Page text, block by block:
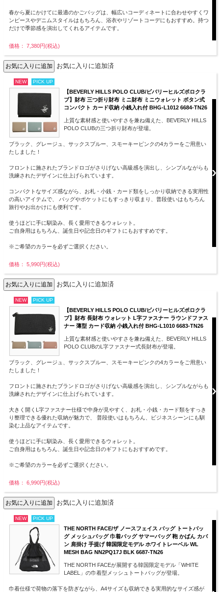
春から夏にかけてに最適のかごバッグは、幅広いコーディネートに合わせやすくワ
ンピースやデニムスタイルはもちろん、浴衣やリゾートコーデにもおすすめ。持つ
だけで季節感を演出してくれるアイテムです。
価格： 7,380円(税込)
お気に入りに追加済
NEW PICK UP
【BEVERLY HILLS POLO CLUB/ビバリーヒルズポロクラ
ブ】財布 三つ折り財布 ミニ財布 ミニウォレット ボタン式
コンパクト カード収納 小銭入れ付 BHG-L1012 6684-TN26
上質な素材感と使いやすさを兼ね備えた、BEVERLY HILLS
POLO CLUBの三つ折り財布が登場。
ブラック、グレージュ、サックスブルー、スモーキーピンクの4カラーをご用意い
たしました！
フロントに施されたブランドロゴがさりげない高級感を演出し、シンプルながらも
洗練されたデザインに仕上げられています。
コンパクトなサイズ感ながら、お札・小銭・カード類をしっかり収納できる実用性
の高いアイテムで、 バッグやポケットにもすっきり収まり、普段使いはもちろん
旅行やお出かけにも便利です。
使うほどに手に馴染み、長く愛用できるウォレット。
ご自身用はもちろん、誕生日や記念日のギフトにもおすすめです。
※ご希望のカラーを必ずご選択ください。
価格： 5,990円(税込)
お気に入りに追加済
NEW PICK UP
【BEVERLY HILLS POLO CLUB/ビバリーヒルズポロクラ
ブ】財布 長財布 ウォレット L字ファスナー ラウンドファス
ナー 薄型 カード収納 小銭入れ付 BHG-L1010 6683-TN26
上質な素材感と使いやすさを兼ね備えた、BEVERLY HILLS
POLO CLUBのL字ファスナー式長財布が登場。
ブラック、グレージュ、サックスブルー、スモーキーピンクの4カラーをご用意い
たしました！
フロントに施されたブランドロゴがさりげない高級感を演出し、シンプルながらも
洗練されたデザインに仕上げられています。
大きく開くL字ファスナー仕様で中身が見やすく、お札・小銭・カード類をすっき
り整理できる優れた収納が魅力で、 普段使いはもちろん、ビジネスシーンにも馴
染む上品なアイテムです。
使うほどに手に馴染み、長く愛用できるウォレット。
ご自身用はもちろん、誕生日や記念日のギフトにもおすすめです。
※ご希望のカラーを必ずご選択ください。
価格： 6,990円(税込)
お気に入りに追加済
NEW PICK UP
THE NORTH FACE/ザ ノースフェイス バッグ トートバッ
グ メッシュバッグ 巾着バッグ サマーバッグ 鞄 かばん カバ
ン 肩掛け 手提げ 韓国限定モデル ホワイトレーベル WL
MESH BAG NN2PQ17J BLK 6687-TN26
THE NORTH FACEが展開する韓国限定モデル「WHITE
LABEL」の巾着型メッシュトートバッグが登場。
巾着仕様で荷物の落下を防ぎながら、A4サイズも収納できる実用的なサイズ感が